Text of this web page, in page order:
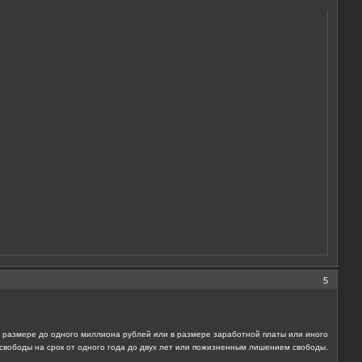
5
до одного миллиона рублей или в размере заработной платы или иного
на срок от одного года до двух лет или пожизненным лишением свободы.